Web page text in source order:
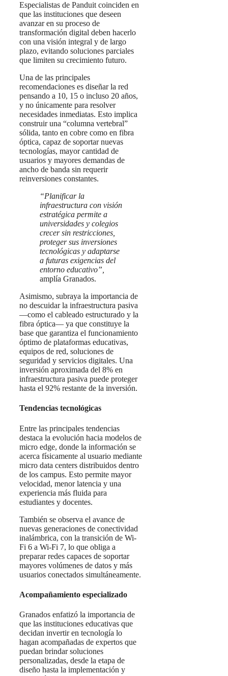
Especialistas de Panduit coinciden en
que las instituciones que deseen
avanzar en su proceso de
transformación digital deben hacerlo
con una visión integral y de largo
plazo, evitando soluciones parciales
que limiten su crecimiento futuro.
Una de las principales
recomendaciones es diseñar la red
pensando a 10, 15 o incluso 20 años,
y no únicamente para resolver
necesidades inmediatas. Esto implica
construir una “columna vertebral”
sólida, tanto en cobre como en fibra
óptica, capaz de soportar nuevas
tecnologías, mayor cantidad de
usuarios y mayores demandas de
ancho de banda sin requerir
reinversiones constantes.
“Planificar la
infraestructura con visión
estratégica permite a
universidades y colegios
crecer sin restricciones,
proteger sus inversiones
tecnológicas y adaptarse
a futuras exigencias del
entorno educativo”,
amplía Granados.
Asimismo, subraya la importancia de
no descuidar la infraestructura pasiva
—como el cableado estructurado y la
fibra óptica— ya que constituye la
base que garantiza el funcionamiento
óptimo de plataformas educativas,
equipos de red, soluciones de
seguridad y servicios digitales. Una
inversión aproximada del 8% en
infraestructura pasiva puede proteger
hasta el 92% restante de la inversión.
Tendencias tecnológicas
Entre las principales tendencias
destaca la evolución hacia modelos de
micro edge, donde la información se
acerca físicamente al usuario mediante
micro data centers distribuidos dentro
de los campus. Esto permite mayor
velocidad, menor latencia y una
experiencia más fluida para
estudiantes y docentes.
También se observa el avance de
nuevas generaciones de conectividad
inalámbrica, con la transición de Wi-
Fi 6 a Wi-Fi 7, lo que obliga a
preparar redes capaces de soportar
mayores volúmenes de datos y más
usuarios conectados simultáneamente.
Acompañamiento especializado
Granados enfatizó la importancia de
que las instituciones educativas que
decidan invertir en tecnología lo
hagan acompañadas de expertos que
puedan brindar soluciones
personalizadas, desde la etapa de
diseño hasta la implementación y